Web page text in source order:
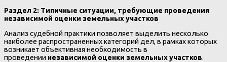
Раздел 2: Типичные ситуации, требующие проведения
независимой оценки земельных участков
Анализ судебной практики позволяет выделить несколько
наиболее распространенных категорий дел, в рамках которых
возникает объективная необходимость в
проведении независимой оценки земельных участков.